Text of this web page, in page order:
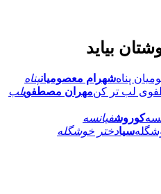
بیاید
شهرام معصومیانپناه
مهران مصطفویلب
کوروشفیانسه
سیادختر خوشگله